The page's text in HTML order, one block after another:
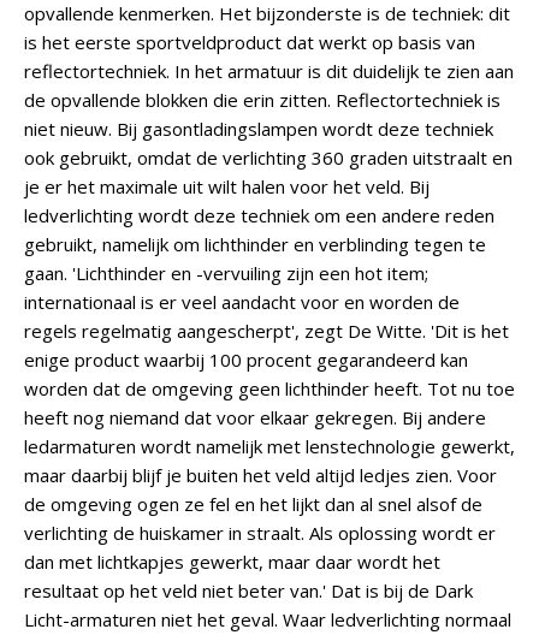
opvallende kenmerken. Het bijzonderste is de techniek: dit
is het eerste sportveldproduct dat werkt op basis van
reflectortechniek. In het armatuur is dit duidelijk te zien aan
de opvallende blokken die erin zitten. Reflectortechniek is
niet nieuw. Bij gasontladingslampen wordt deze techniek
ook gebruikt, omdat de verlichting 360 graden uitstraalt en
je er het maximale uit wilt halen voor het veld. Bij
ledverlichting wordt deze techniek om een andere reden
gebruikt, namelijk om lichthinder en verblinding tegen te
gaan. 'Lichthinder en -vervuiling zijn een hot item;
internationaal is er veel aandacht voor en worden de
regels regelmatig aangescherpt', zegt De Witte. 'Dit is het
enige product waarbij 100 procent gegarandeerd kan
worden dat de omgeving geen lichthinder heeft. Tot nu toe
heeft nog niemand dat voor elkaar gekregen. Bij andere
ledarmaturen wordt namelijk met lenstechnologie gewerkt,
maar daarbij blijf je buiten het veld altijd ledjes zien. Voor
de omgeving ogen ze fel en het lijkt dan al snel alsof de
verlichting de huiskamer in straalt. Als oplossing wordt er
dan met lichtkapjes gewerkt, maar daar wordt het
resultaat op het veld niet beter van.' Dat is bij de Dark
Licht-armaturen niet het geval. Waar ledverlichting normaal